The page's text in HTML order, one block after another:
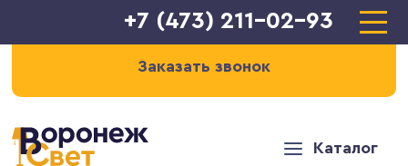
+7 (473) 211-02-93
Заказать звонок
Каталог